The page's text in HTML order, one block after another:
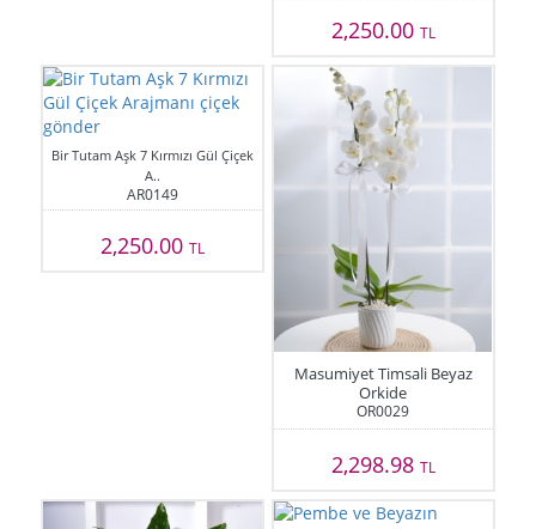
2,250.00 TL
Bir Tutam Aşk 7 Kırmızı Gül Çiçek
A..
AR0149
2,250.00TL
Masumiyet Timsali Beyaz
Orkide
OR0029
2,298.98 TL